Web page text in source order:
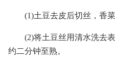
(1)土豆去皮后切丝，香
(2)将土豆丝用清水洗去
约二分钟至熟。